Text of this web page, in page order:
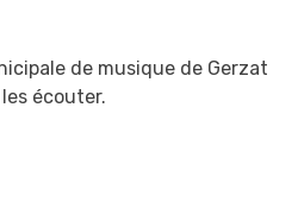
de musique de Gerzat
écouter.